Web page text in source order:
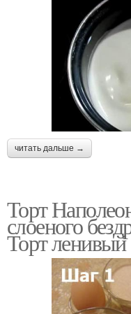
читать дальше →
Торт
слоеного
Торт